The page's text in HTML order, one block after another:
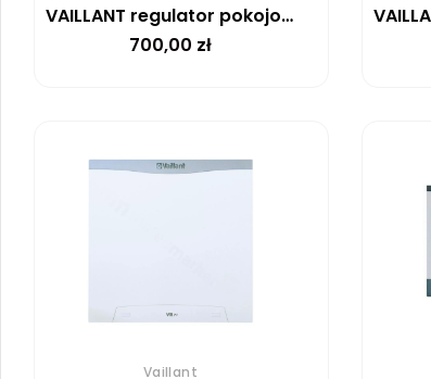
VAILLANT regulator pokojowy sensoROOM VRT 51f
700,00 zł
Vaillant